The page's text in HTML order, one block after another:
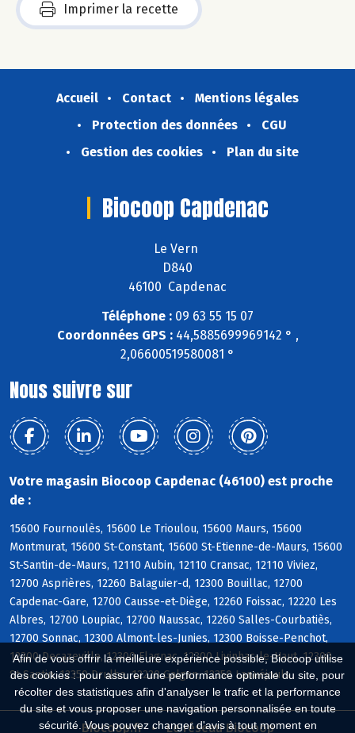
Afin de vous offrir la meilleure expérience possible, Biocoop utilise
des cookies : pour assurer une performance optimale du site, pour
récolter des statistiques afin d'analyser le trafic et la performance
du site et vous proposer une navigation personnalisée en toute
sécurité. Vous pouvez changer d'avis à tout moment en
Imprimer la recette
Accueil Contact
Mentions légales
Protection des données
CGU
Gestion des cookies
Plan du site
Biocoop Capdenac
Le Vern
D840
46100 Capdenac
Téléphone : 09 63 55 15 07
Coordonnées GPS :44,5885699969142 ° ,
2,06600519580081 °
Nous suivre sur
Votre magasin Biocoop Capdenac (46100) est proche
de :
15600 Fournoulès, 15600 Le Trioulou, 15600 Maurs, 15600
Montmurat, 15600 St-Constant, 15600 St-Etienne-de-Maurs, 15600
St-Santin-de-Maurs, 12110 Aubin, 12110 Cransac, 12110 Viviez,
12700 Asprières, 12260 Balaguier-d, 12300 Bouillac, 12700
Capdenac-Gare, 12700 Causse-et-Diège, 12260 Foissac, 12220 Les
Albres, 12700 Loupiac, 12700 Naussac, 12260 Salles-Courbatiès,
12700 Sonnac, 12300 Almont-les-Junies, 12300 Boisse-Penchot,
12300 Decazeville, 12300 Flagnac, 12300 Livinhac-le-Haut, 12300
St-Santin, 12350 Drulhe, 12220 Galgan, 12350 Lanuéjouls
Biocoop.fr Le réseau Biocoop